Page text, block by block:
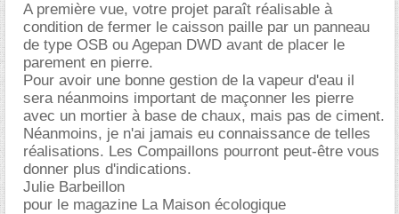
A première vue, votre projet paraît réalisable à
condition de fermer le caisson paille par un panneau
de type OSB ou Agepan DWD avant de placer le
parement en pierre.
Pour avoir une bonne gestion de la vapeur d'eau il
sera néanmoins important de maçonner les pierre
avec un mortier à base de chaux, mais pas de ciment.
Néanmoins, je n'ai jamais eu connaissance de telles
réalisations. Les Compaillons pourront peut-être vous
donner plus d'indications.
Julie Barbeillon
pour le magazine La Maison écologique